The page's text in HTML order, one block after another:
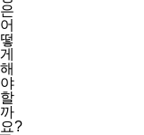
은
어
떻
게
해
야
할
까
요?